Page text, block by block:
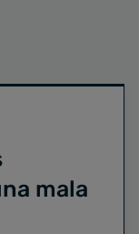
mala